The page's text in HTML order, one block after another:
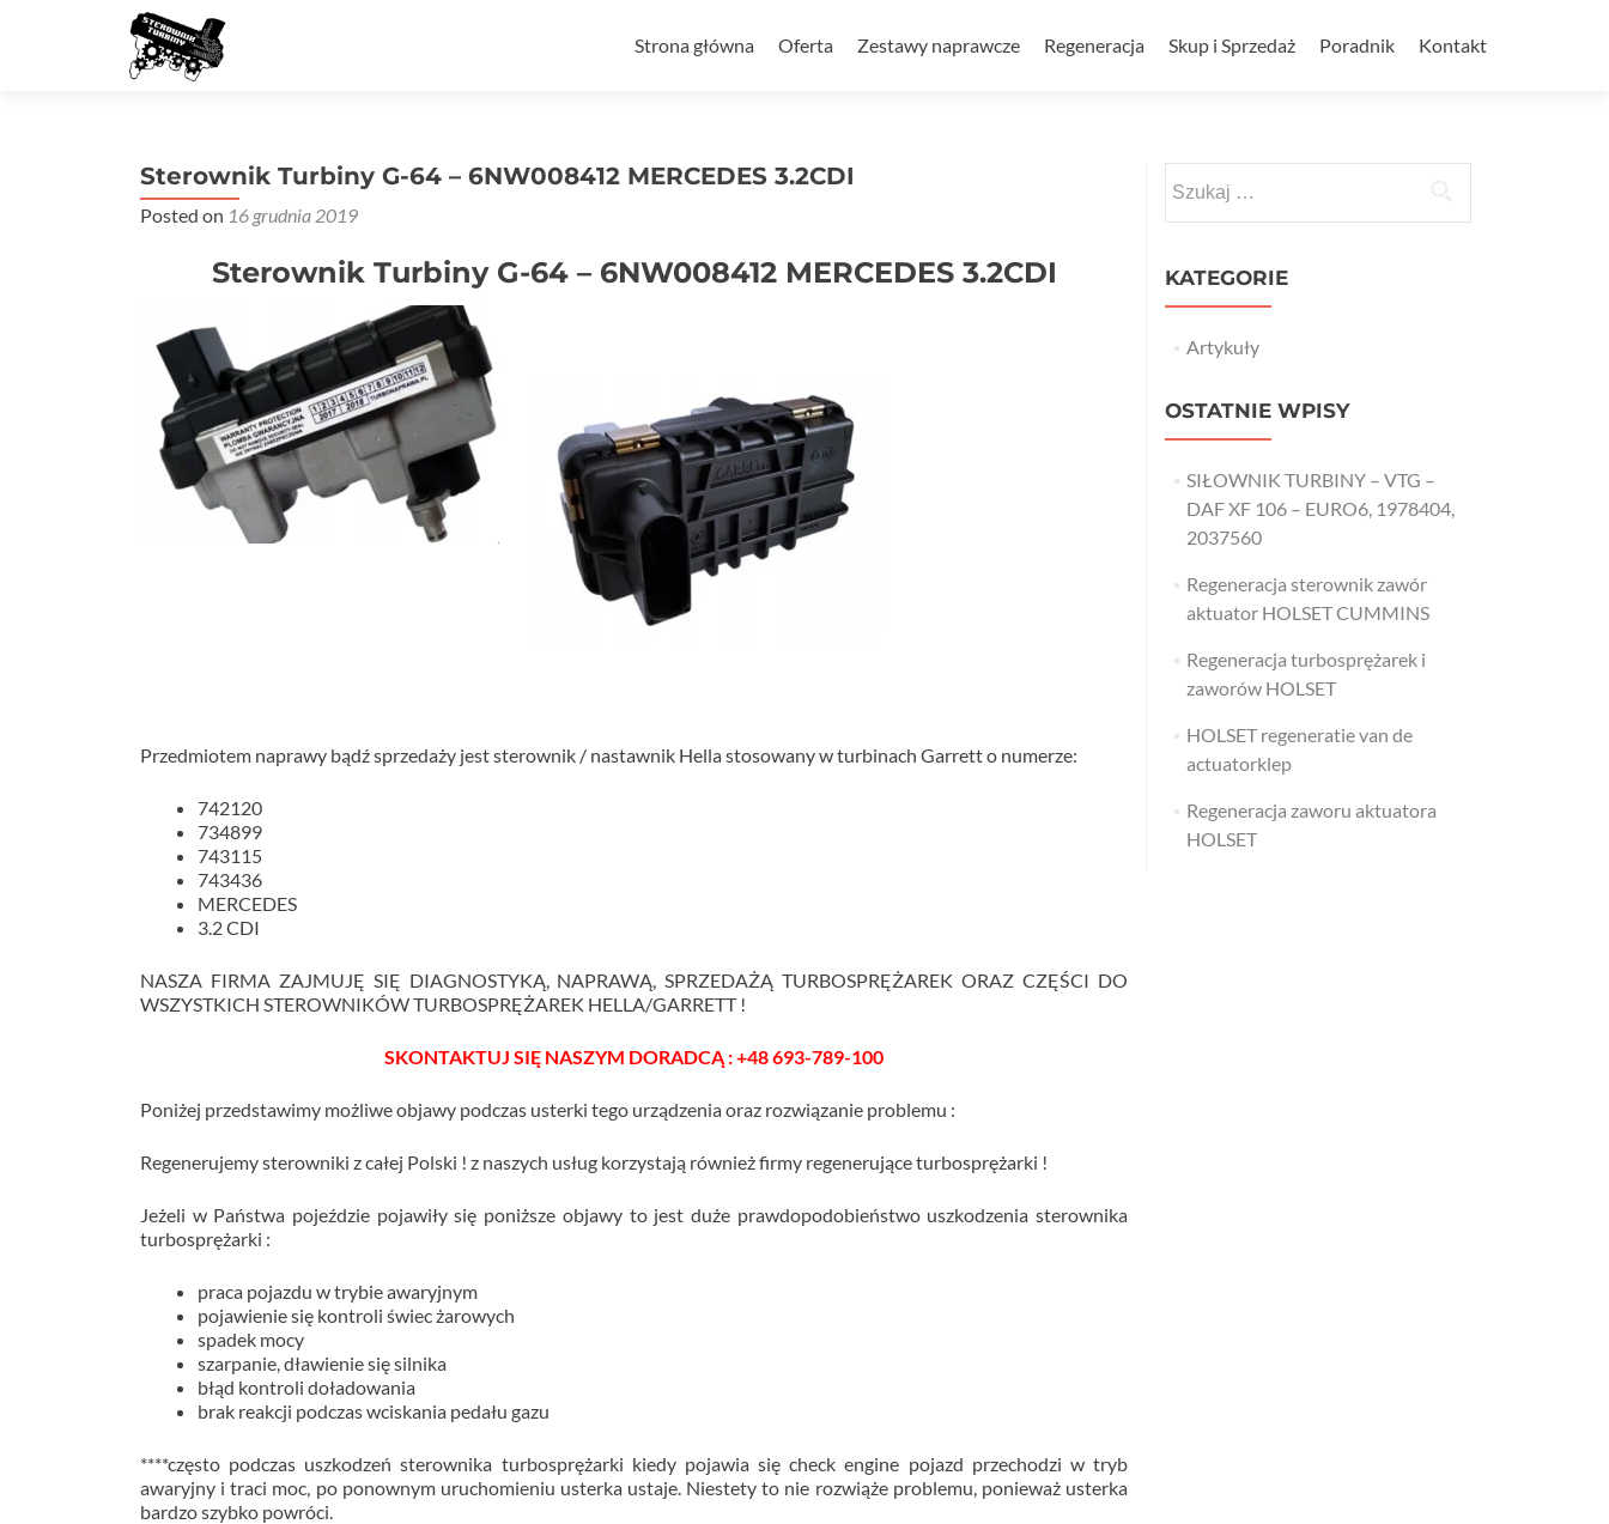
do
Strona główna Oferta Zestawy naprawcze Regeneracja Skup i Sprzedaż Poradnik Kontakt
Sterownik Turbiny G-64 – 6NW008412 MERCEDES 3.2CDI
Posted on 16 grudnia 2019
Sterownik Turbiny G-64 – 6NW008412 MERCEDES 3.2CDI
Przedmiotem naprawy bądź sprzedaży jest sterownik / nastawnik Hella stosowany w turbinach Garrett o numerze:
742120
734899
743115
743436
MERCEDES
3.2 CDI
NASZA FIRMA ZAJMUJĘ SIĘ DIAGNOSTYKĄ, NAPRAWĄ, SPRZEDAŻĄ TURBOSPRĘŻAREK ORAZ CZĘŚCI DO
WSZYSTKICH STEROWNIKÓW TURBOSPRĘŻAREK HELLA/GARRETT !
SKONTAKTUJ SIĘ NASZYM DORADCĄ : +48 693-789-100
Poniżej przedstawimy możliwe objawy podczas usterki tego urządzenia oraz rozwiązanie problemu :
Regenerujemy sterowniki z całej Polski ! z naszych usług korzystają również firmy regenerujące turbosprężarki !
Jeżeli w Państwa pojeździe pojawiły się poniższe objawy to jest duże prawdopodobieństwo uszkodzenia sterownika
turbosprężarki :
praca pojazdu w trybie awaryjnym
pojawienie się kontroli świec żarowych
spadek mocy
szarpanie, dławienie się silnika
błąd kontroli doładowania
brak reakcji podczas wciskania pedału gazu
****często podczas uszkodzeń sterownika turbosprężarki kiedy pojawia się check engine pojazd przechodzi w tryb
awaryjny i traci moc, po ponownym uruchomieniu usterka ustaje. Niestety to nie rozwiąże problemu, ponieważ usterka
bardzo szybko powróci.
KATEGORIE
Artykuły
OSTATNIE WPISY
SIŁOWNIK TURBINY – VTG –
DAF XF 106 – EURO6, 1978404,
2037560
Regeneracja sterownik zawór
aktuator HOLSET CUMMINS
Regeneracja turbosprężarek i
zaworów HOLSET
HOLSET regeneratie van de
actuatorklep
Regeneracja zaworu aktuatora
HOLSET